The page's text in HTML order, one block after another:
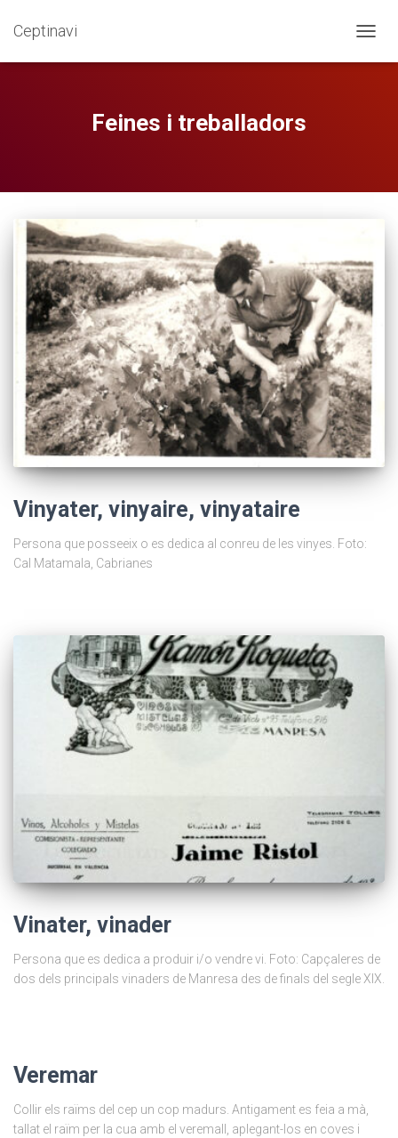
Ceptinavi
Feines i treballadors
Vinyater, vinyaire, vinyataire
Persona que posseeix o es dedica al conreu de les vinyes. Foto:
Cal Matamala, Cabrianes
Vinater, vinader
Persona que es dedica a produir i/o vendre vi. Foto: Capçaleres de
dos dels principals vinaders de Manresa des de finals del segle XIX.
Veremar
Collir els raïms del cep un cop madurs. Antigament es feia a mà,
tallat el raïm per la cua amb el veremall, aplegant-los en coves i